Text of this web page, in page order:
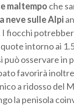
maltempo che
neve sulle Alpi
I fiocchi
intorno ai
può osservare in
favorirà
a ridosso del
la penisola